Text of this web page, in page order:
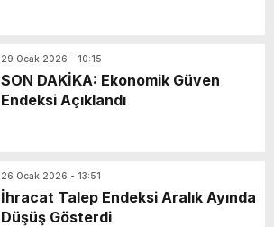
29 Ocak 2026 - 10:15
SON DAKİKA: Ekonomik Güven
Endeksi Açıklandı
26 Ocak 2026 - 13:51
İhracat Talep Endeksi Aralık Ayında
Düşüş Gösterdi